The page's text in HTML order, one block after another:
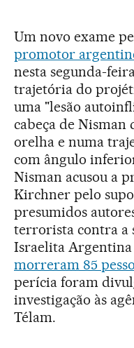
Um novo exame
promotor
nesta segunda-
trajetória do
uma "lesão
cabeça de Nisman
orelha e numa
com ângulo
Nisman acusou a
Kirchner pelo
presumidos
terrorista contra a
Israelita Argentina
morreram 85
perícia foram
investigação às
Télam.